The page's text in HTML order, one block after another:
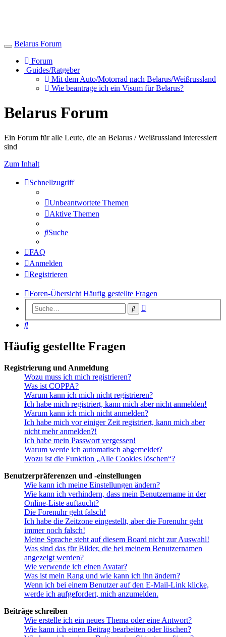
Toggle
navigation
Belarus Forum
Forum
Guides/Ratgeber
Mit dem Auto/Motorrad nach Belarus/Weißrussland
Wie beantrage ich ein Visum für Belarus?
Belarus Forum
Ein Forum für alle Leute, die an Belarus / Weißrussland interessiert
sind
Zum Inhalt
Schnellzugriff
Unbeantwortete Themen
Aktive Themen
Suche
FAQ
Anmelden
Registrieren
Foren-Übersicht Häufig gestellte Fragen
Suche
Suche
Häufig gestellte Fragen
Registrierung und Anmeldung
Wozu muss ich mich registrieren?
Was ist COPPA?
Warum kann ich mich nicht registrieren?
Ich habe mich registriert, kann mich aber nicht anmelden!
Warum kann ich mich nicht anmelden?
Ich habe mich vor einiger Zeit registriert, kann mich aber
nicht mehr anmelden?!
Ich habe mein Passwort vergessen!
Warum werde ich automatisch abgemeldet?
Wozu ist die Funktion „Alle Cookies löschen“?
Benutzerpräferenzen und -einstellungen
Wie kann ich meine Einstellungen ändern?
Wie kann ich verhindern, dass mein Benutzername in der
Online-Liste auftaucht?
Die Forenuhr geht falsch!
Ich habe die Zeitzone eingestellt, aber die Forenuhr geht
immer noch falsch!
Meine Sprache steht auf diesem Board nicht zur Auswahl!
Was sind das für Bilder, die bei meinem Benutzernamen
angezeigt werden?
Wie verwende ich einen Avatar?
Was ist mein Rang und wie kann ich ihn ändern?
Wenn ich bei einem Benutzer auf den E-Mail-Link klicke,
werde ich aufgefordert, mich anzumelden.
Beiträge schreiben
Wie erstelle ich ein neues Thema oder eine Antwort?
Wie kann ich einen Beitrag bearbeiten oder löschen?